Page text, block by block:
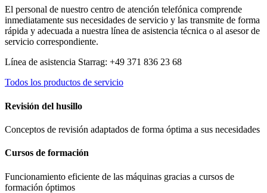
El personal de nuestro centro de atención telefónica comprende
inmediatamente sus necesidades de servicio y las transmite de forma
rápida y adecuada a nuestra línea de asistencia técnica o al asesor de
servicio correspondiente.
Línea de asistencia Starrag: +49 371 836 23 68
Todos los productos de servicio
Revisión del husillo
Conceptos de revisión adaptados de forma óptima a sus necesidades
Cursos de formación
Funcionamiento eficiente de las máquinas gracias a cursos de
formación óptimos